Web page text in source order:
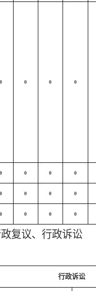
0 0 0 0
0 0 0 0
0 0 0 0
0 0 0 0
复议、行政诉讼
行政诉讼